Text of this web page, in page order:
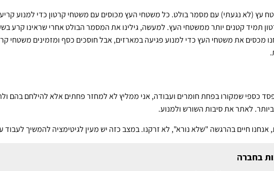
עץ (לא נגעתי) עם מסמר בולט. כל משטחי העץ מכוסים עם משטחי קרטון כדי למנוע
תמיד קטנים יותר ממשטחי העץ. למעשה, גילינו את המסמר הבולט אחרי שראינו קרע
מכסים את משטחי העץ כדי למנוע פגיעה במארזים, אבל חוסכים כסף ומזמינים משטחי
כספי שמקורו בפחת חומרים ועבודה, אני ממליץ לא למחזר פחתים אלא להילחם בהם
לאתר את סיבות השורש ולמנוע.
חיים בהרגשה "שלא נורא", לא זרקנו. במצב כזה יש מעין לגיטימציה להמשיך
בחברה